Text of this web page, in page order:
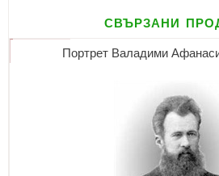
свързани
Портрет Валадими